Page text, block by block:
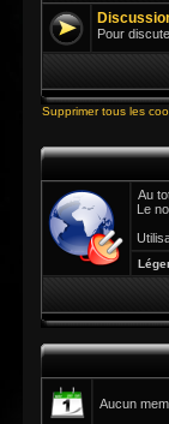
Pour
Supprimer tous les
Au
Le
Aucun